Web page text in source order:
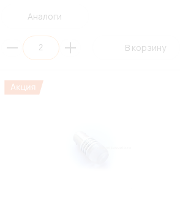
Аналоги
В корзину